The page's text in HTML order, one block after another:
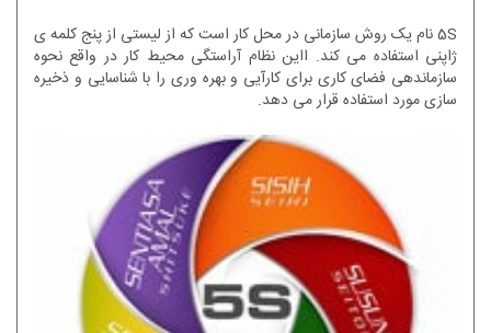
5S نام یک روش سازمانی در محل کار است که از لیستی از پنج کلمه ی
ژاپنی استفاده می کند. ااین نظام آراستگی محیط کار در واقع نحوه
سازماندهی فضای کاری برای کارآیی و بهره وری را با شناسایی و ذخیره
سازی مورد استفاده قرار می دهد.